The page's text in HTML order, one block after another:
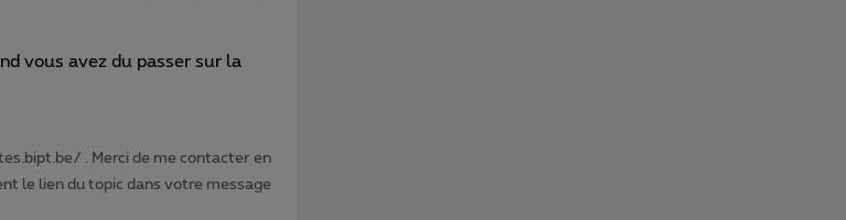
vous avez du passer sur la
. Merci de me contacter en
le lien du topic dans votre message